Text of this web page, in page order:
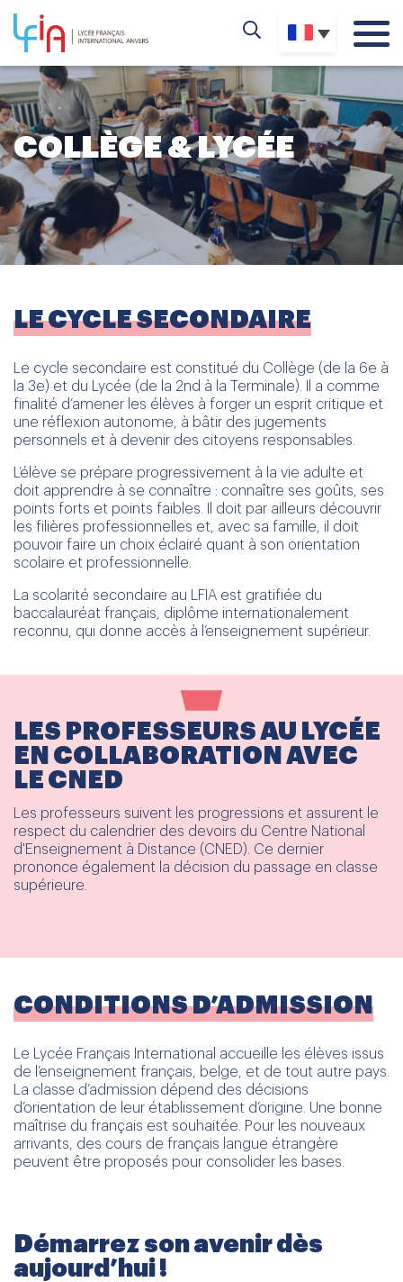
COLLÈGE & LYCÉE
LE CYCLE SECONDAIRE
Le cycle secondaire est constitué du Collège (de la 6e à
la 3e) et du Lycée (de la 2nd à la Terminale). Il a comme
finalité d’amener les élèves à forger un esprit critique et
une réflexion autonome, à bâtir des jugements
personnels et à devenir des citoyens responsables.
L’élève se prépare progressivement à la vie adulte et
doit apprendre à se connaître : connaître ses goûts, ses
points forts et points faibles. Il doit par ailleurs découvrir
les filières professionnelles et, avec sa famille, il doit
pouvoir faire un choix éclairé quant à son orientation
scolaire et professionnelle.
La scolarité secondaire au LFIA est gratifiée du
baccalauréat français, diplôme internationalement
reconnu, qui donne accès à l’enseignement supérieur.
LES PROFESSEURS AU LYCÉE
EN COLLABORATION AVEC
LE CNED
Les professeurs suivent les progressions et assurent le
respect du calendrier des devoirs du Centre National
d'Enseignement à Distance (CNED). Ce dernier
prononce également la décision du passage en classe
supérieure.
CONDITIONS D’ADMISSION
Le Lycée Français International accueille les élèves issus
de l’enseignement français, belge, et de tout autre pays.
La classe d’admission dépend des décisions
d’orientation de leur établissement d’origine. Une bonne
maîtrise du français est souhaitée. Pour les nouveaux
arrivants, des cours de français langue étrangère
peuvent être proposés pour consolider les bases.
Démarrez son avenir dès
aujourd’hui !